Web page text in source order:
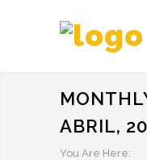
ABRIL,
You Are Here: